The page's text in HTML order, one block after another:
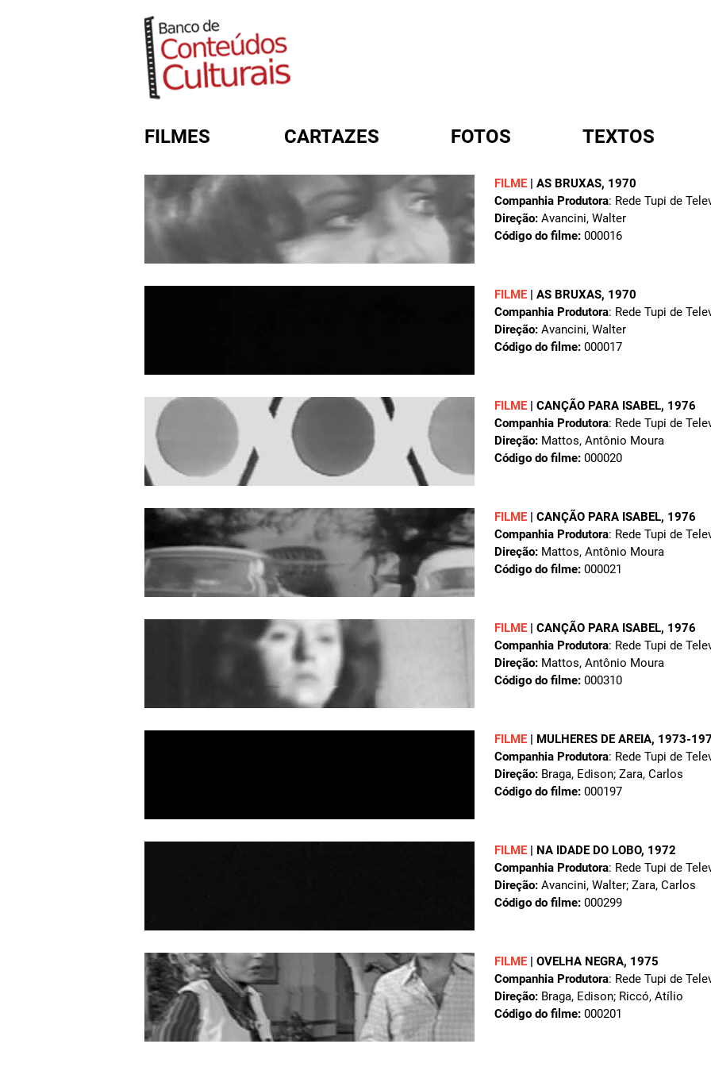
FILMES CARTAZES FOTOS TEXTOS
FILME | AS BRUXAS, 1970
Companhia Produtora: Rede Tupi de
Direção: Avancini, Walter
Código do filme: 000016
FILME | AS BRUXAS, 1970
Companhia Produtora: Rede Tupi de
Direção: Avancini, Walter
Código do filme: 000017
FILME | CANÇÃO PARA ISABEL, 1976
Companhia Produtora: Rede Tupi de
Direção: Mattos, Antônio Moura
Código do filme: 000020
FILME | CANÇÃO PARA ISABEL, 1976
Companhia Produtora: Rede Tupi de
Direção: Mattos, Antônio Moura
Código do filme: 000021
FILME | CANÇÃO PARA ISABEL, 1976
Companhia Produtora: Rede Tupi de
Direção: Mattos, Antônio Moura
Código do filme: 000310
FILME | MULHERES DE AREIA, 1973-
Companhia Produtora: Rede Tupi de
Direção: Braga, Edison; Zara, Carlos
Código do filme: 000197
FILME | NA IDADE DO LOBO, 1972
Companhia Produtora: Rede Tupi de
Direção: Avancini, Walter; Zara, Carlos
Código do filme: 000299
FILME | OVELHA NEGRA, 1975
Companhia Produtora: Rede Tupi de
Direção: Braga, Edison; Riccó, Atílio
Código do filme: 000201
FORMULÁRIO DE BUSCA